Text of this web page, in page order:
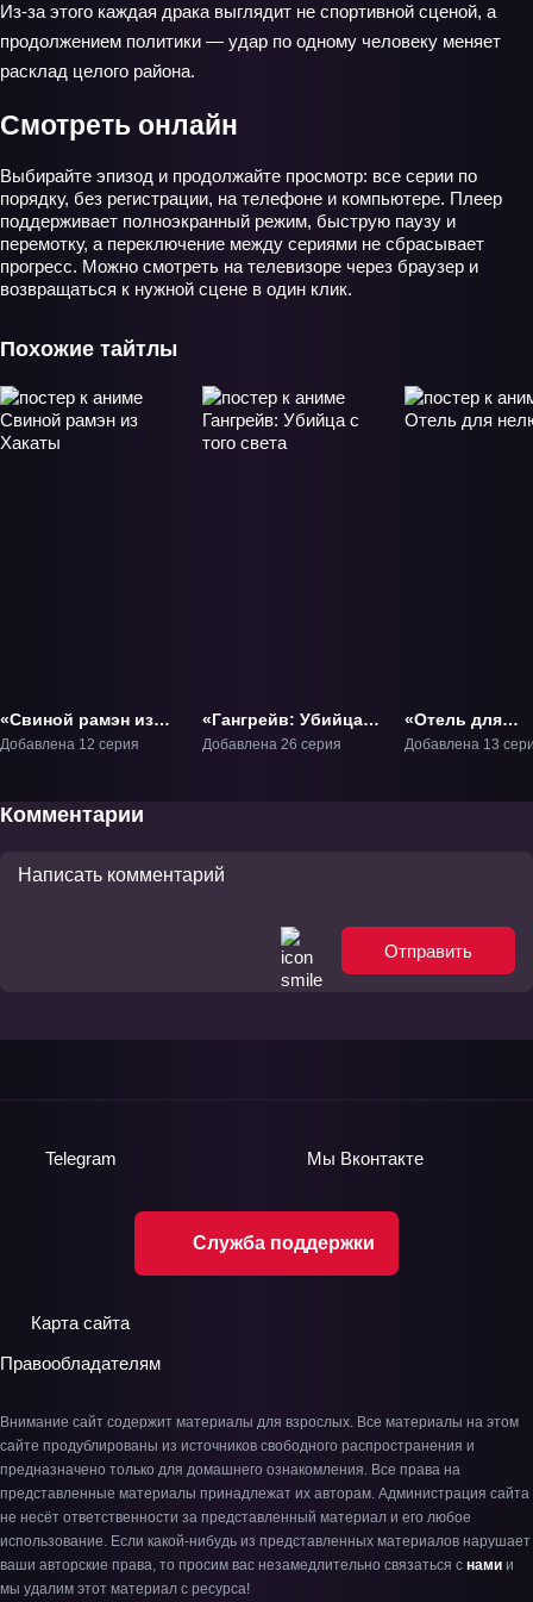
Из‑за этого каждая драка выглядит не спортивной сценой, а
продолжением политики — удар по одному человеку меняет
расклад целого района.
Смотреть онлайн
Выбирайте эпизод и продолжайте просмотр: все серии по
порядку, без регистрации, на телефоне и компьютере. Плеер
поддерживает полноэкранный режим, быструю паузу и
перемотку, а переключение между сериями не сбрасывает
прогресс. Можно смотреть на телевизоре через браузер и
возвращаться к нужной сцене в один клик.
Похожие тайтлы
«Свиной рамэн из
Хакаты» ТВ-1
Добавлена 12 серия
«Гангрейв: Убийца с
того света» ТВ-1
Добавлена 26 серия
«Отель для
нелюдей» ТВ-1
Добавлена 13
Комментарии
Отправить
Служба поддержки
Telegram Мы Вконтакте
Карта сайта
Правообладателям
Внимание сайт содержит материалы для взрослых. Все материалы на этом
сайте продублированы из источников свободного распространения и
предназначено только для домашнего ознакомления. Все права на
представленные материалы принадлежат их авторам. Администрация сайта
не несёт ответственности за представленный материал и его любое
использование. Если какой-нибудь из представленных материалов нарушает
ваши авторские права, то просим вас незамедлительно связаться с нами и
мы удалим этот материал с ресурса!